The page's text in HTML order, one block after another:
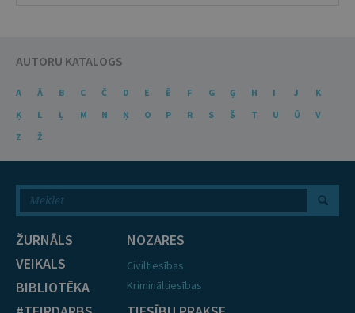
AUTORU KATALOGS
A Ā B C Č D E Ē F G Ģ H I J
K
Ķ
L Ļ M N Ņ O P R S Š T U Ū
V
Z
Ž
ŽURNĀLS
VEIKALS
BIBLIOTĒKA
NOZARES
Civiltiesības
Krimināltiesības